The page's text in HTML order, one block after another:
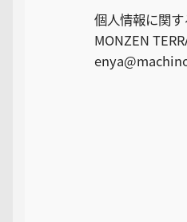
個人情報に関す
MONZEN